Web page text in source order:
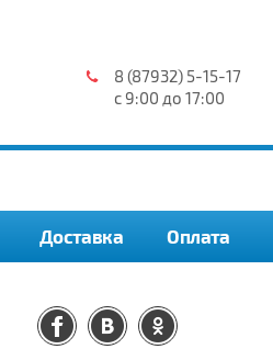
8 (87932) 5-15-17
с 9:00 до 17:00
Доставка Оплата